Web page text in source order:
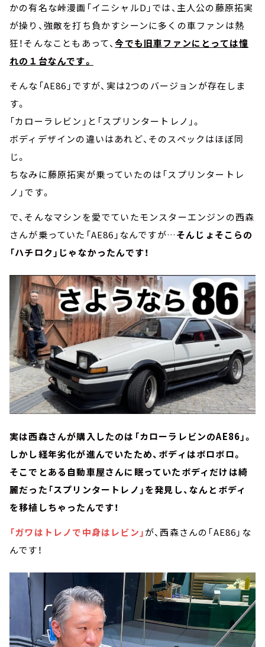
かの有名な峠漫画「イニシャルD」では、主人公の藤原拓実
が操り、強敵を打ち負かすシーンに多くの車ファンは熱
狂！そんなこともあって、今でも旧車ファンにとっては憧
れの１台なんです。
そんな「AE86」ですが、実は2つのバージョンが存在しま
す。
「カローラレビン」と「スプリンタートレノ」。
ボディデザインの違いはあれど、そのスペックはほぼ同
じ。
ちなみに藤原拓実が乗っていたのは「スプリンタートレ
ノ」です。
で、そんなマシンを愛でていたモンスターエンジンの西森
さんが乗っていた「AE86」なんですが…そんじょそこらの
「ハチロク」じゃなかったんです！
実は西森さんが購入したのは「カローラレビンのAE86」。
しかし経年劣化が進んでいたため、ボディはボロボロ。
そこでとある自動車屋さんに眠っていたボディだけは綺
麗だった「スプリンタートレノ」を発見し、なんとボディ
を移植しちゃったんです！
「ガワはトレノで中身はレビン」が、西森さんの「AE86」な
んです！